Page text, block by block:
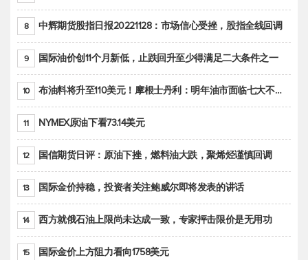
8 中辉期货股指日报20221128：市场信心受挫，股指全线回调
9 国际油价创11个月新低，止跌回升至少得满足二大条件之一
10 布油料将升至110美元！摩根士丹利：明年油市面临七大不确定性
11 NYMEX原油下看73.14美元
12 国信期货日评：原油下挫，燃料油大跌，聚烯烃谨慎回调
13 国际金价持稳，投资者关注鲍威尔即将发表的讲话
14 西方就俄石油上限尚未达成一致，专家抨击限价是无用功
15 国际金价上方阻力看向1758美元